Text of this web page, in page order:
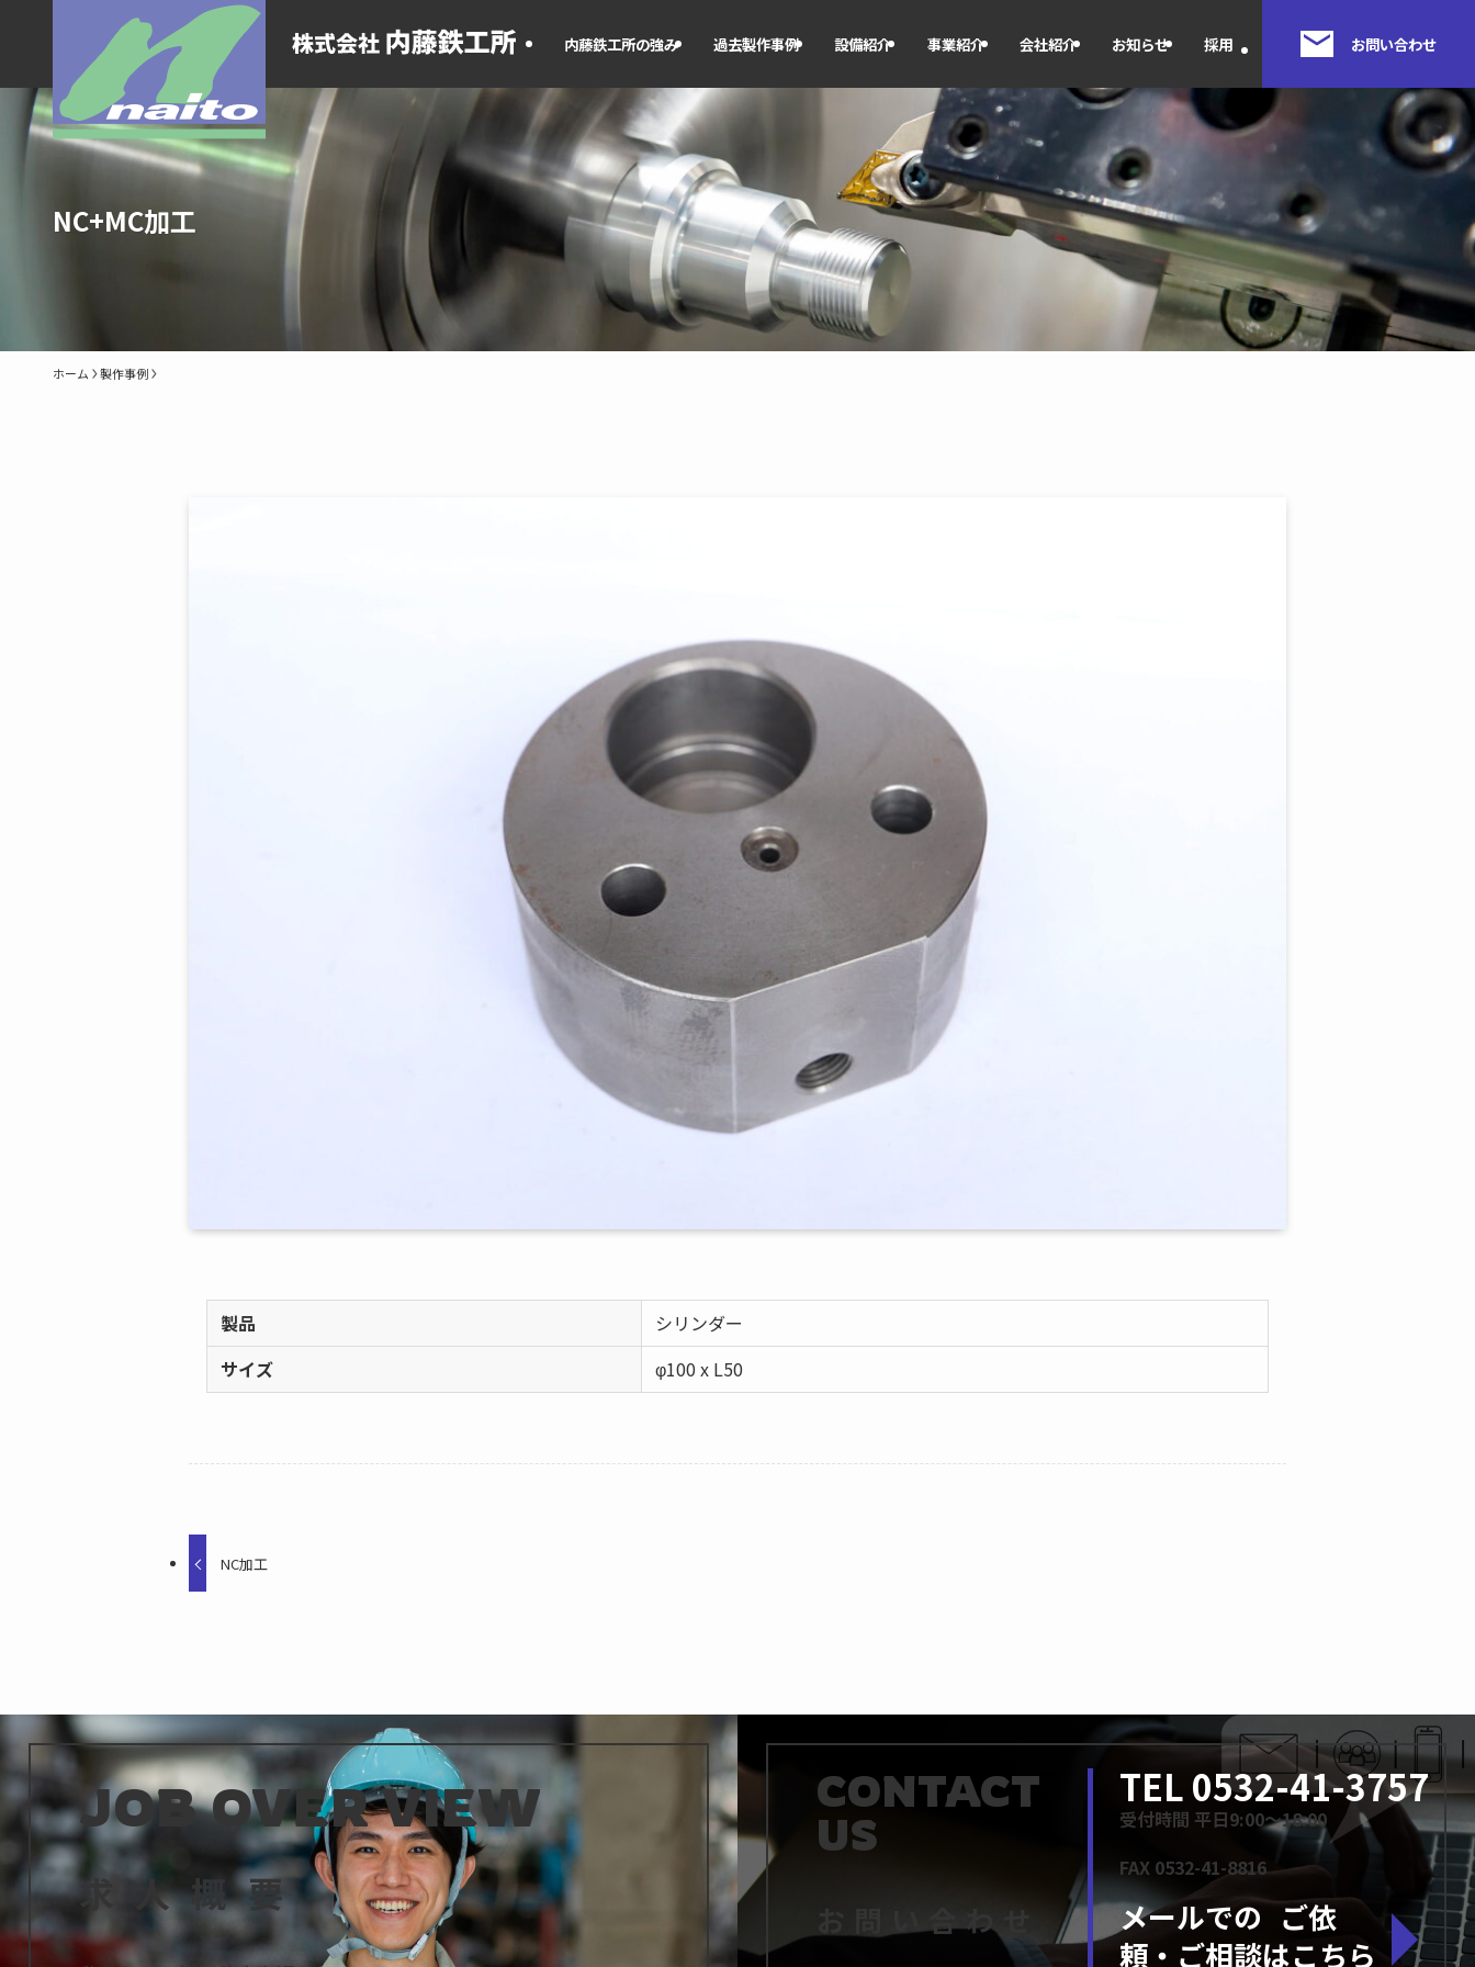
内藤鉄工所の強み 過去製作事例 設備紹介 事業紹介 会社紹介 お知らせ 採用 お問い合わせ
NC+MC加工
ホーム 製作事例
製品
シリンダー
サイズ
φ100 x L50
NC加工
JOB OVER VIEW
求人概要
CONTACT
US
お問い合わせ
TEL 0532-41-3757
受付時間 平日9:00～18:00
FAX 0532-41-8816
メールでのご依
頼・ご相談はこちら